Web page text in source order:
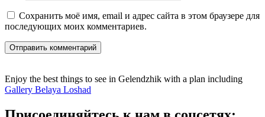
Сохранить моё имя, email и адрес сайта в этом браузере для
последующих моих комментариев.
Отправить комментарий
Enjoy the best things to see in Gelendzhik with a plan including
Gallery Belaya Loshad